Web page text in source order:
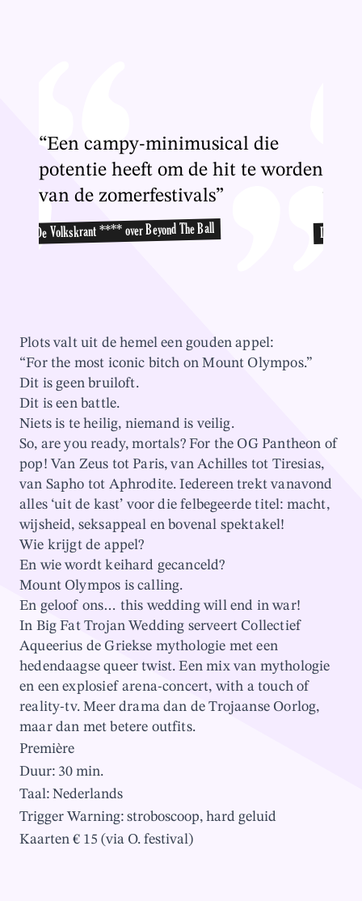
“Een campy-minimusical die
potentie heeft om de hit te worden
van de zomerfestivals”
De Volkskrant **** over Beyond The Ball De
Plots valt uit de hemel een gouden appel:
“For the most iconic bitch on Mount Olympos.”
Dit is geen bruiloft.
Dit is een battle.
Niets is te heilig, niemand is veilig.
So, are you ready, mortals? For the OG Pantheon of
pop! Van Zeus tot Paris, van Achilles tot Tiresias,
van Sapho tot Aphrodite. Iedereen trekt vanavond
alles ‘uit de kast’ voor die felbegeerde titel: macht,
wijsheid, seksappeal en bovenal spektakel!
Wie krijgt de appel?
En wie wordt keihard gecanceld?
Mount Olympos is calling.
En geloof ons… this wedding will end in war!
In Big Fat Trojan Wedding serveert Collectief
Aqueerius de Griekse mythologie met een
hedendaagse queer twist. Een mix van mythologie
en een explosief arena-concert, with a touch of
reality-tv. Meer drama dan de Trojaanse Oorlog,
maar dan met betere outfits.
Première
Duur: 30 min.
Taal: Nederlands
Trigger Warning: stroboscoop, hard geluid
Kaarten € 15 (via O. festival)